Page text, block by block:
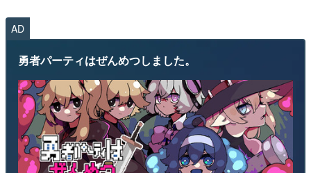
AD
勇者パーティはぜんめつしました。